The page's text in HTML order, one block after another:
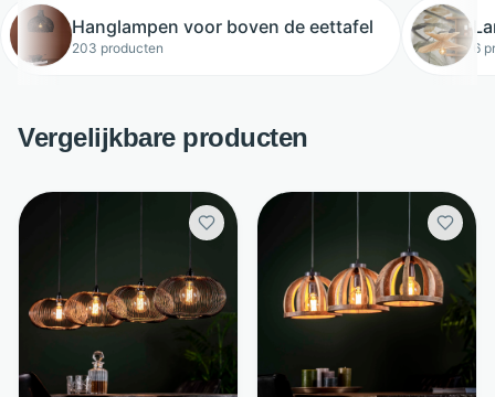
Hanglampen voor boven de eettafel
203 producten 6
Vergelijkbare producten